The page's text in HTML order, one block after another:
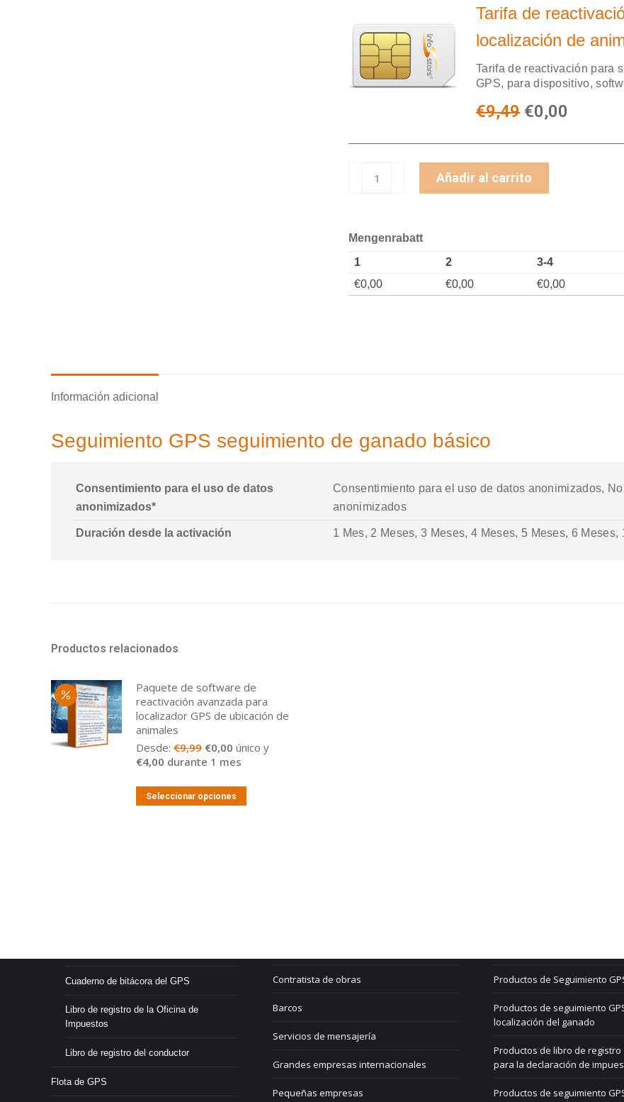
Tarifa de
localización de
Tarifa de reactivación para
GPS, para dispositivo,
€9,49 €0,00
Añadir al carrito
Mengenrabatt
1
2 3-4
€0,00 €0,00 €0,00
Información adicional
Seguimiento GPS seguimiento de ganado básico
Consentimiento para el uso de datos
anonimizados*
Consentimiento para el uso de datos anonimizados,
anonimizados
Duración desde la activación 1 Mes, 2 Meses, 3 Meses, 4 Meses, 5 Meses, 6
Productos relacionados
Paquete de software de
reactivación avanzada para
localizador GPS de ubicación de
animales
Desde: €9,99 €0,00 único y
€4,00 durante 1 mes
Seleccionar opciones
Cuaderno de bitácora del GPS
Libro de registro de la Oficina de
Impuestos
Libro de registro del conductor
Flota de GPS
Contratista de obras
Barcos
Servicios de mensajería
Grandes empresas internacionales
Pequeñas empresas
Productos de Seguimiento
Productos de seguimiento
localización del ganado
Productos de libro de registro
para la declaración de
Productos de seguimiento